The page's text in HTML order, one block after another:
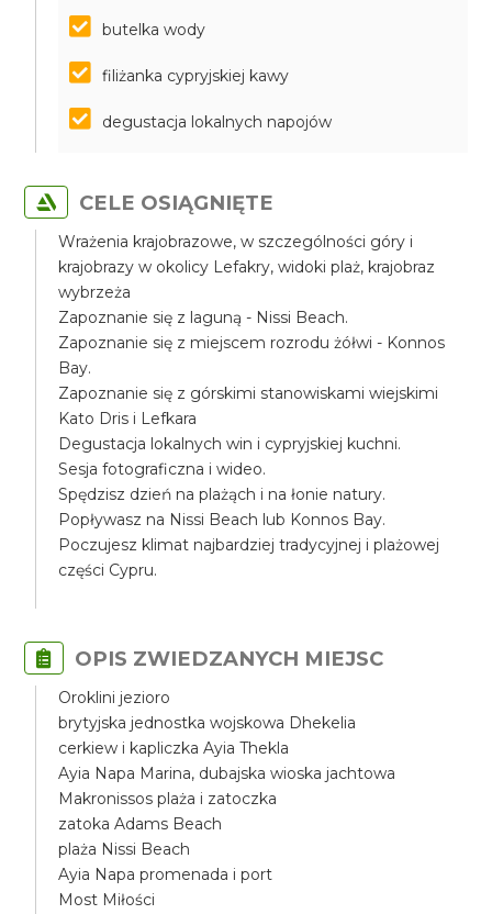
butelka wody
filiżanka cypryjskiej kawy
degustacja lokalnych napojów
CELE OSIĄGNIĘTE
Wrażenia krajobrazowe, w szczególności góry i
krajobrazy w okolicy Lefakry, widoki plaż, krajobraz
wybrzeża
Zapoznanie się z laguną - Nissi Beach.
Zapoznanie się z miejscem rozrodu żółwi - Konnos
Bay.
Zapoznanie się z górskimi stanowiskami wiejskimi
Kato Dris i Lefkara
Degustacja lokalnych win i cypryjskiej kuchni.
Sesja fotograficzna i wideo.
Spędzisz dzień na plażąch i na łonie natury.
Popływasz na Nissi Beach lub Konnos Bay.
Poczujesz klimat najbardziej tradycyjnej i plażowej
części Cypru.
OPIS ZWIEDZANYCH MIEJSC
Oroklini jezioro
brytyjska jednostka wojskowa Dhekelia
cerkiew i kapliczka Ayia Thekla
Ayia Napa Marina, dubajska wioska jachtowa
Makronissos plaża i zatoczka
zatoka Adams Beach
plaża Nissi Beach
Ayia Napa promenada i port
Most Miłości